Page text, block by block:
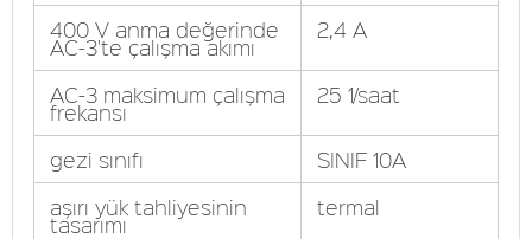
400 V anma değerinde
AC-3'te çalışma akımı
2,4 A
AC-3 maksimum çalışma
frekansı
25 1/saat
gezi sınıfı
SINIF 10A
aşırı yük tahliyesinin
tasarımı
termal